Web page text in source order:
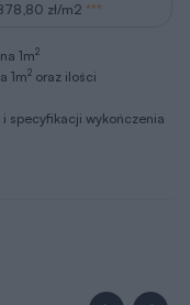
zł/m2 ***
1m2
1m2 oraz ilości
i specyfikacji wykończenia